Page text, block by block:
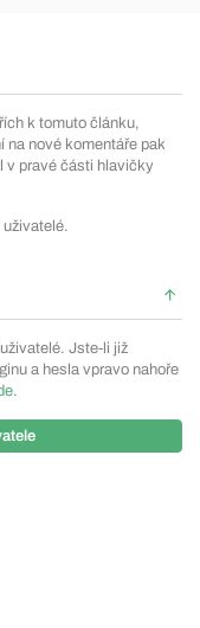
k tomuto článku,
na nové komentáře pak
v pravé části hlavičky
uživatelé.
Jste-li již
a hesla vpravo nahoře
.